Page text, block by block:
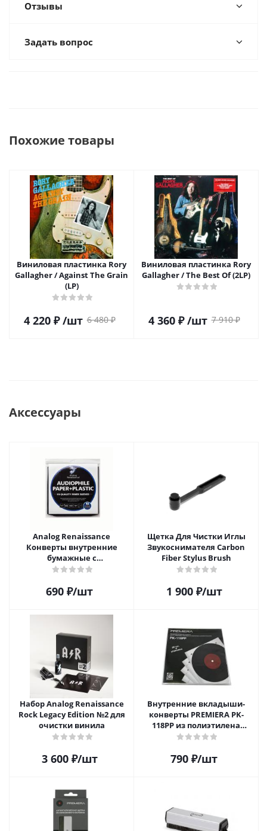
Отзывы
Задать вопрос
Похожие товары
Виниловая пластинка Rory
Gallagher / Against The Grain
(LP)
4 220₽ /шт 6 480₽
Виниловая пластинка Rory
Gallagher / The Best Of (2LP)
4 360₽ /шт 7 910₽
Аксессуары
Analog Renaissance
Конверты внутренние
бумажные с
антистатическим пакетом
Audiophile Paper+Plastic (10
690 ₽/шт
Щетка Для Чистки Иглы
Звукоснимателя Carbon
Fiber Stylus Brush
1 900₽/шт
Набор Analog Renaissance
Rock Legacy Edition №2 для
очистки винила
3 600₽/шт
Внутренние вкладыши-
конверты PREMIERA PK-
118PP из полиэтилена
высокой плотности для 12"
шт.
790 ₽/шт